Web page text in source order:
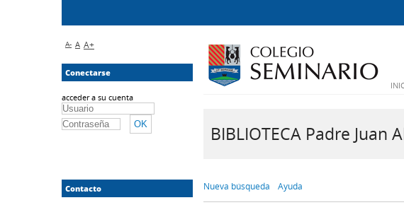
BIBLIOTECA Padre Juan
Nueva búsqueda Ayuda
A- A A+
Conectarse
acceder a su cuenta
Contacto